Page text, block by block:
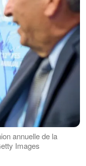
annuelle de la
Images